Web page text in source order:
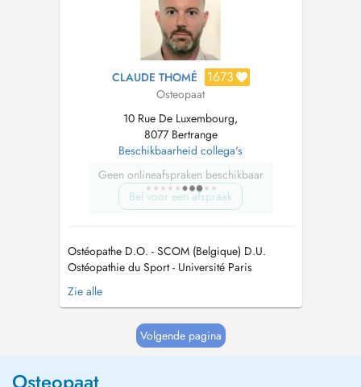
CLAUDE THOMÉ 1673
Osteopaat
10 Rue De Luxembourg,
8077 Bertrange
Beschikbaarheid collega's
Geen onlineafspraken beschikbaar
Bel voor een afspraak
Ostéopathe D.O. - SCOM (Belgique) D.U.
Ostéopathie du Sport - Université Paris
Nanterre Diplômé ASD/SFDN Dry Needling -
David G. Simons Academy Spécialisé dans les
prévention des pathologies du sportif.
Engagements dans des clubs et/ou organisati...
Zie alle
Volgende pagina